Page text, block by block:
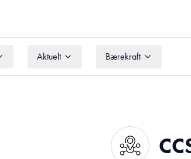
Aktuelt Bærekraft